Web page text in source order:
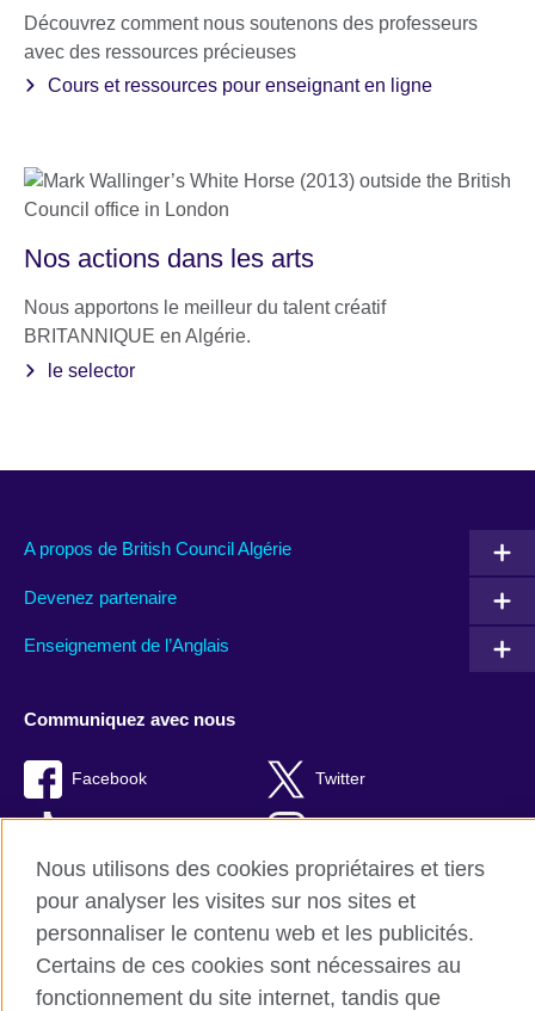
Découvrez comment nous soutenons des professeurs
avec des ressources précieuses
Cours et ressources pour enseignant en ligne
Nos actions dans les arts
Nous apportons le meilleur du talent créatif
BRITANNIQUE en Algérie.
le selector
A propos de British Council Algérie
Devenez partenaire
Enseignement de l’Anglais
Communiquez avec nous
Facebook Twitter
Youtube
British Council Global
Nous utilisons des cookies propriétaires et tiers
pour analyser les visites sur nos sites et
personnaliser le contenu web et les publicités.
Certains de ces cookies sont nécessaires au
fonctionnement du site internet, tandis que